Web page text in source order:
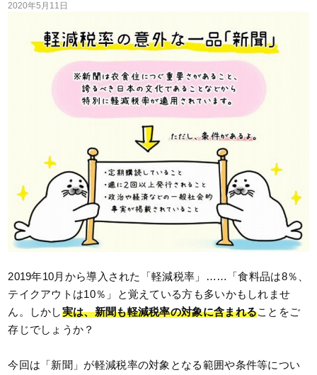
2020年5月11日
2019年10月から導入された「軽減税率」……「食料品は8％、
テイクアウトは10％」と覚えている方も多いかもしれませ
ん。しかし実は、新聞も軽減税率の対象に含まれることをご
存じでしょうか？
今回は「新聞」が軽減税率の対象となる範囲や条件等につい